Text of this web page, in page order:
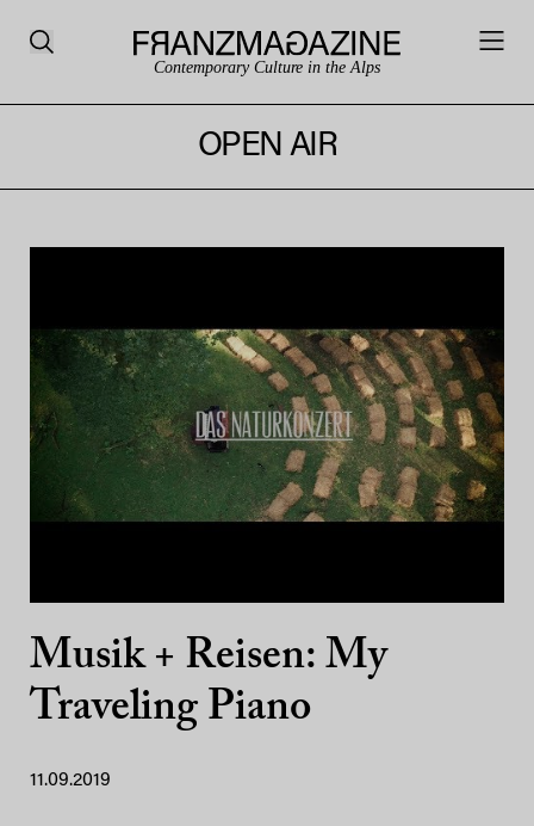
Contemporary Culture in the Alps
OPEN AIR
Musik + Reisen: My
Traveling Piano
11.09.2019